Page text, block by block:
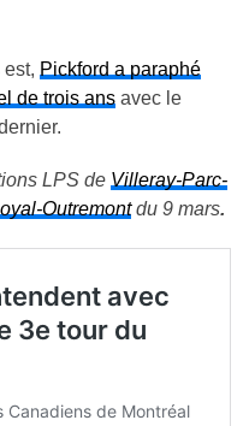
Pickford a paraphé
de trois ans avec le
LPS de Villeray-Parc-
Outremontdu 9 mars.